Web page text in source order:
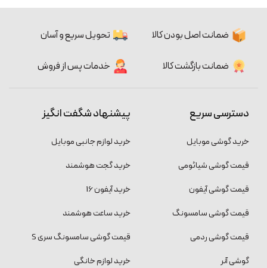
ضمانت اصل بودن کالا تحویل سریع و آسان
ضمانت بازگشت کالا خدمات پس از فروش
دسترسی سریع
خرید گوشی موبایل
قیمت گوشی شیائومی
قیمت گوشی آیفون
قیمت گوشی سامسونگ
قیمت گوشی ردمی
گوشی آنر
پیشنهاد شگفت انگیز
خرید لوازم جانبی موبایل
خرید گجت هوشمند
خرید آیفون 16
خرید ساعت هوشمند
قیمت گوشی سامسونگ سری S
خرید لوازم خانگی